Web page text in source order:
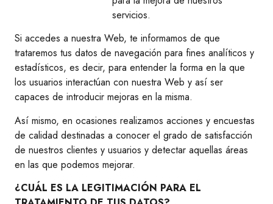
servicios.
Si accedes a nuestra Web, te informamos de que
trataremos tus datos de navegación para fines analíticos y
estadísticos, es decir, para entender la forma en la que
los usuarios interactúan con nuestra Web y así ser
capaces de introducir mejoras en la misma.
Así mismo, en ocasiones realizamos acciones y encuestas
de calidad destinadas a conocer el grado de satisfacción
de nuestros clientes y usuarios y detectar aquellas áreas
en las que podemos mejorar.
¿CUÁL ES LA LEGITIMACIÓN PARA EL